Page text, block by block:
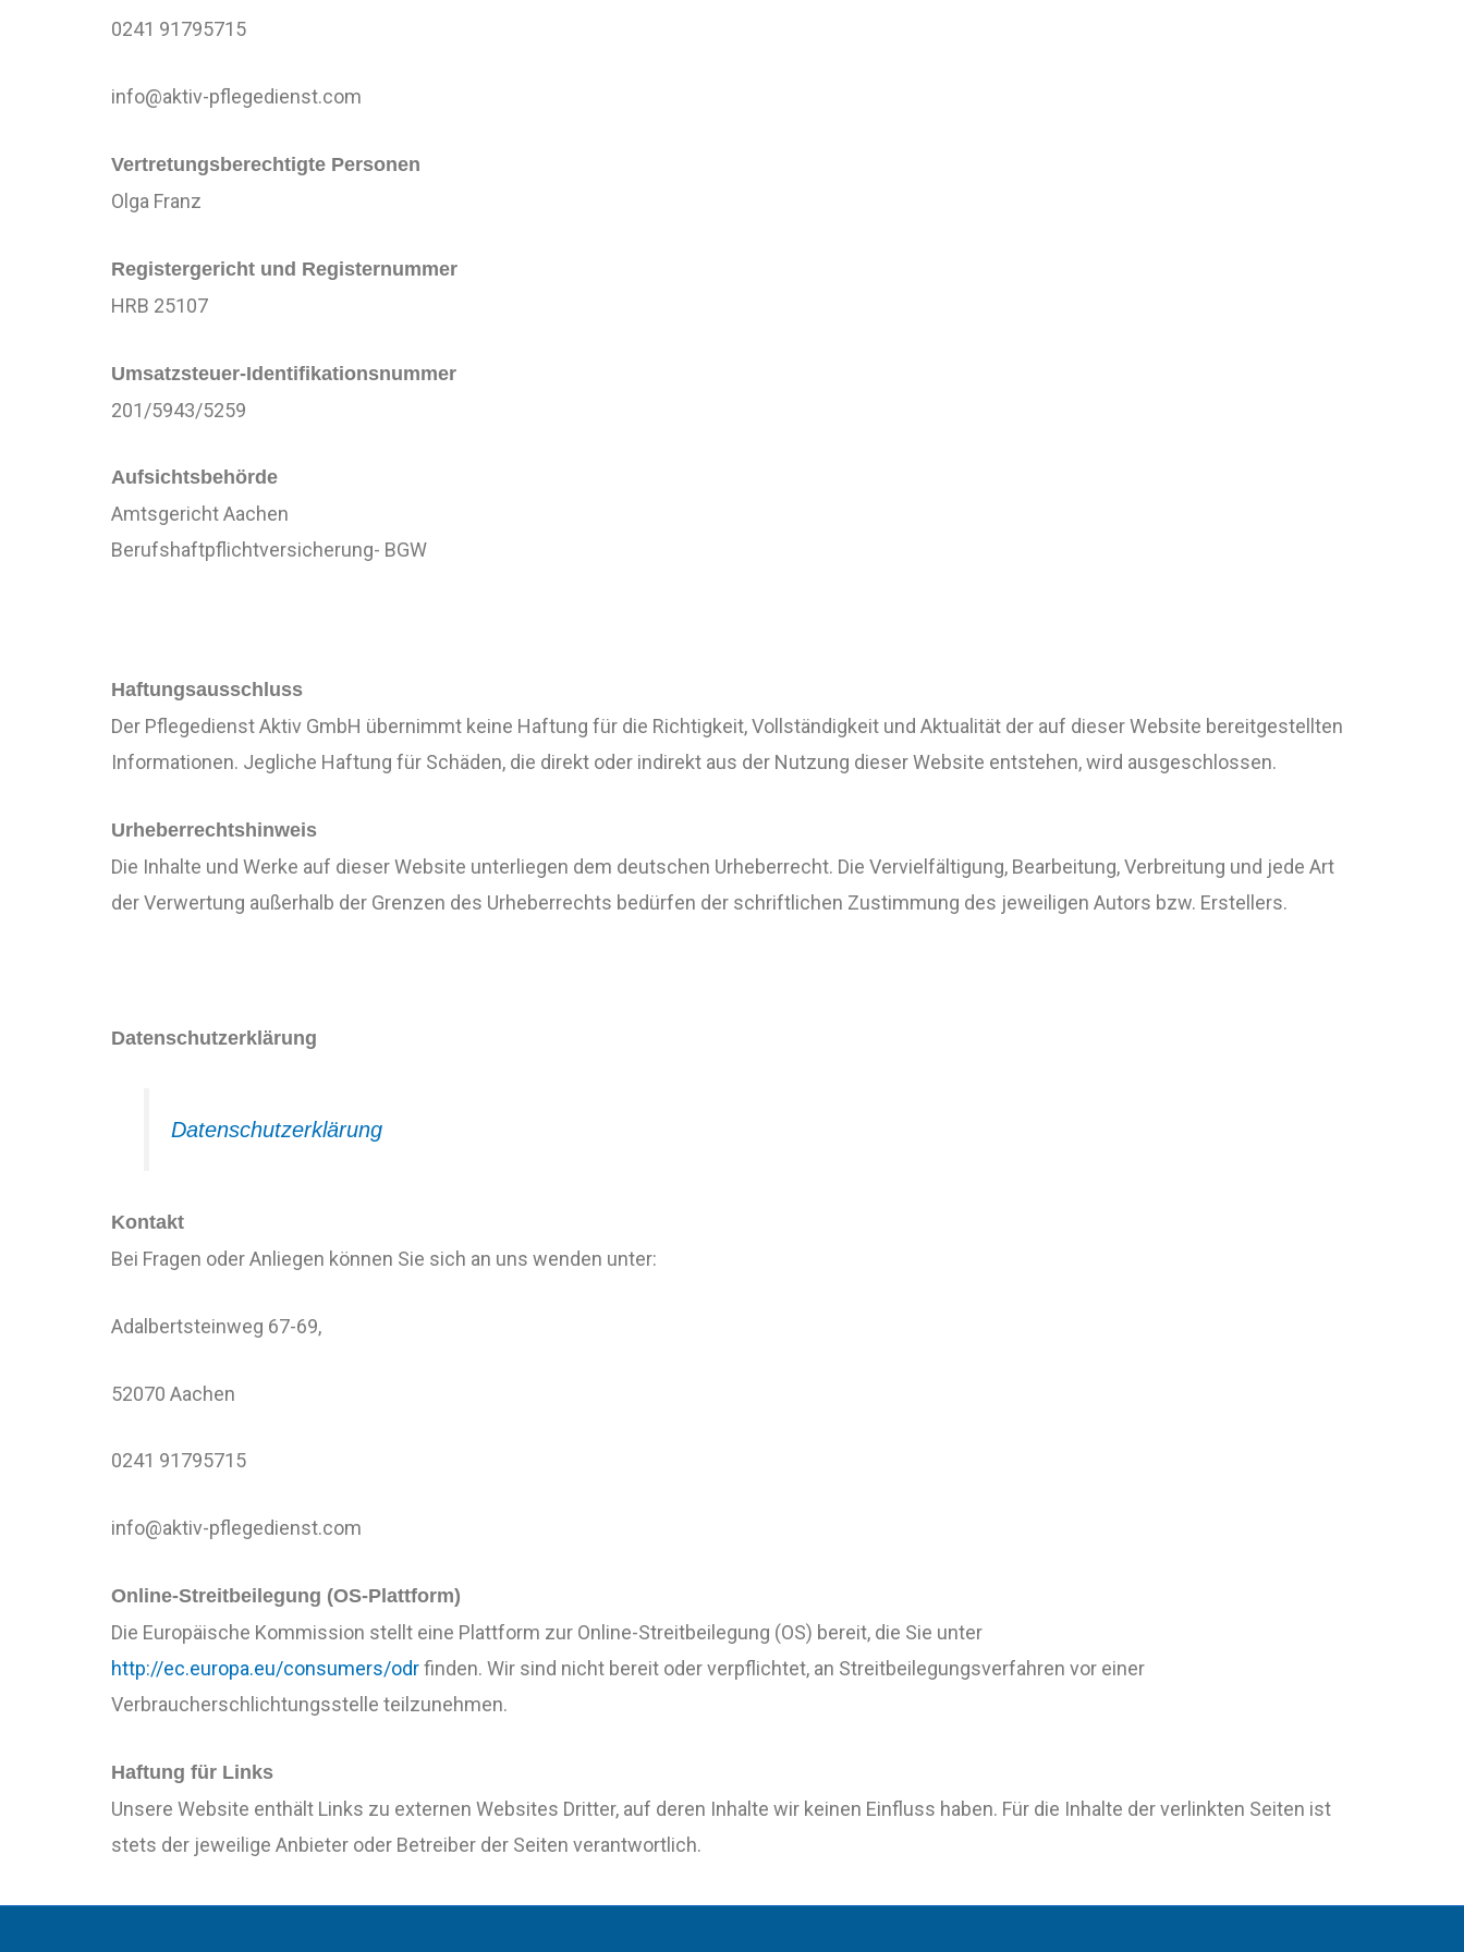
0241 91795715
info@aktiv-pflegedienst.com
Vertretungsberechtigte Personen
Olga Franz
Registergericht und Registernummer
HRB 25107
Umsatzsteuer-Identifikationsnummer
201/5943/5259
Aufsichtsbehörde
Amtsgericht Aachen
Berufshaftpflichtversicherung- BGW
Haftungsausschluss
Der Pflegedienst Aktiv GmbH übernimmt keine Haftung für die Richtigkeit, Vollständigkeit und Aktualität der auf dieser Website bereitgestellten
Informationen. Jegliche Haftung für Schäden, die direkt oder indirekt aus der Nutzung dieser Website entstehen, wird ausgeschlossen.
Urheberrechtshinweis
Die Inhalte und Werke auf dieser Website unterliegen dem deutschen Urheberrecht. Die Vervielfältigung, Bearbeitung, Verbreitung und jede Art
der Verwertung außerhalb der Grenzen des Urheberrechts bedürfen der schriftlichen Zustimmung des jeweiligen Autors bzw. Erstellers.
Datenschutzerklärung
Datenschutzerklärung
Kontakt
Bei Fragen oder Anliegen können Sie sich an uns wenden unter:
Adalbertsteinweg 67-69,
52070 Aachen
0241 91795715
info@aktiv-pflegedienst.com
Online-Streitbeilegung (OS-Plattform)
Die Europäische Kommission stellt eine Plattform zur Online-Streitbeilegung (OS) bereit, die Sie unter
http://ec.europa.eu/consumers/odrfinden. Wir sind nicht bereit oder verpflichtet, an Streitbeilegungsverfahren vor einer
Verbraucherschlichtungsstelle teilzunehmen.
Haftung für Links
Unsere Website enthält Links zu externen Websites Dritter, auf deren Inhalte wir keinen Einfluss haben. Für die Inhalte der verlinkten Seiten ist
stets der jeweilige Anbieter oder Betreiber der Seiten verantwortlich.